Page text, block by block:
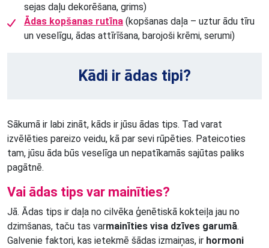
sejas daļu dekorēšana, grims)
Ādas kopšanas rutīna (kopšanas daļa – uztur ādu tīru
un veselīgu, ādas attīrīšana, barojoši krēmi, serumi)
Kādi ir ādas tipi?
Sākumā ir labi zināt, kāds ir jūsu ādas tips. Tad varat
izvēlēties pareizo veidu, kā par sevi rūpēties. Pateicoties
tam, jūsu āda būs veselīga un nepatīkamās sajūtas paliks
pagātnē.
Vai ādas tips var mainīties?
Jā. Ādas tips ir daļa no cilvēka ģenētiskā kokteiļa jau no
dzimšanas, taču tas varmainīties visa dzīves garumā.
Galvenie faktori, kas ietekmē šādas izmaiņas, ir hormoni